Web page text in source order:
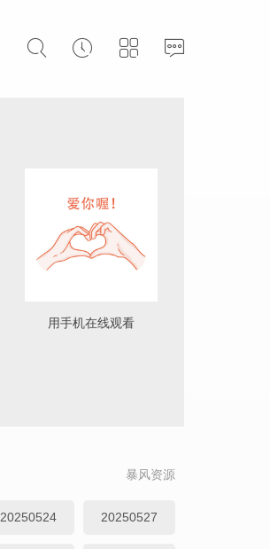
用手机在线观看
暴风资源
20250524 20250527